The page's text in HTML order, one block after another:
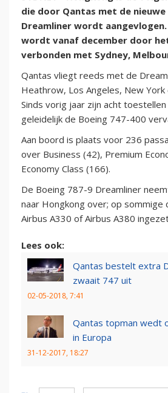
die door Qantas met de nieuwe
Dreamliner wordt
wordt vanaf december door
verbonden met Sydney,
Qantas vliegt reeds met de
Heathrow, Los Angeles, New York
Sinds vorig jaar zijn acht
geleidelijk de Boeing 747-400
Aan boord is plaats voor 236
over Business (42), Premium
Economy Class (166).
De Boeing 787-9 Dreamliner
naar Hongkong over; op sommige
Airbus A330 of Airbus A380
Lees ook:
Qantas bestelt extra
zwaait 747 uit
02-05-2018, 7:41
Qantas topman wedt
in Europa
31-12-2017, 18:27